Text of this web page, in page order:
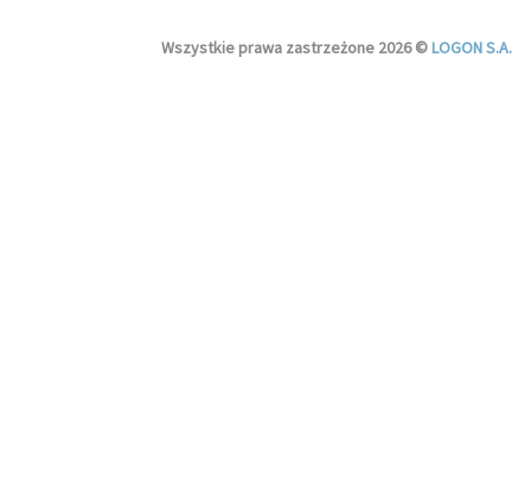
Wszystkie prawa zastrzeżone 2026 ©LOGON S.A.